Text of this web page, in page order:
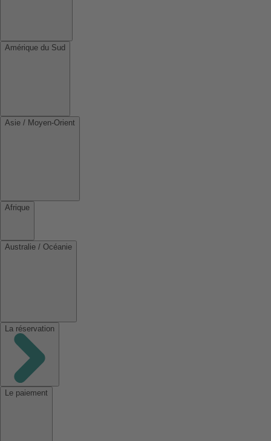
Amérique du Sud
Asie / Moyen-Orient
Afrique
Australie / Océanie
La réservation
Le paiement